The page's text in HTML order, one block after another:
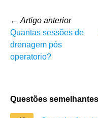
← Artigo anterior
Quantas sessões de
drenagem pós
operatorio?
Questões semelhantes